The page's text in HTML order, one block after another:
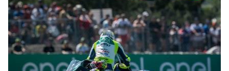
© R.Lekl